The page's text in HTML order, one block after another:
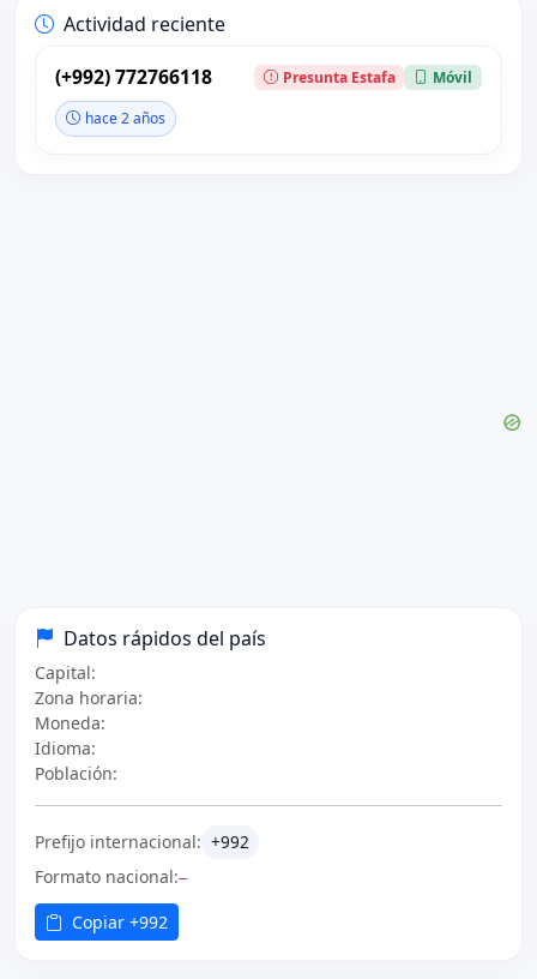
Actividad reciente
(+992) 772766118 Presunta Estafa Móvil
hace 2 años
Datos rápidos del país
Capital:
Zona horaria:
Moneda:
Idioma:
Población:
Prefijo internacional: +992
Formato nacional:—
Copiar +992